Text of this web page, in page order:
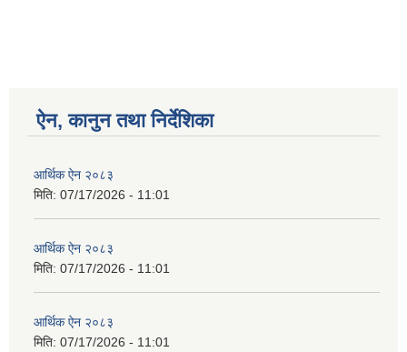
ऐन, कानुन तथा निर्देशिका
आर्थिक ऐन २०८३
मिति: 07/17/2026 - 11:01
आर्थिक ऐन २०८३
मिति: 07/17/2026 - 11:01
आर्थिक ऐन २०८३
मिति: 07/17/2026 - 11:01